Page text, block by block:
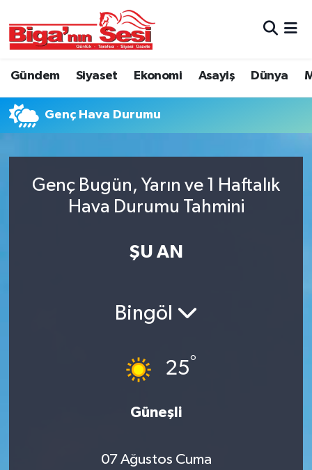
Gündem Siyaset Ekonomi Asayiş Dünya
Genç Hava Durumu
Genç Bugün, Yarın ve 1 Haftalık
Hava Durumu Tahmini
ŞU AN
Bingöl
25°
Güneşli
07 Ağustos Cuma
Asayiş
Belde ve Köyler
Belediye
Dünya
Çanakkale Hava Durumu
Süper Lig Puan Durumu ve Fikstür
Tüm Manşetler
Son Dakika Haberleri